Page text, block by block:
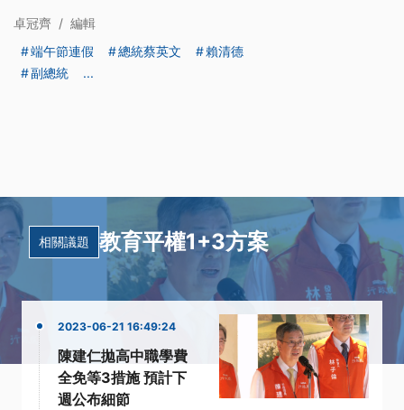
卓冠齊 / 編輯
端午節連假
總統蔡英文
賴清德
副總統
...
相關議題 教育平權1+3方案
2023-06-21 16:49:24
陳建仁拋高中職學費
全免等3措施 預計下
週公布細節